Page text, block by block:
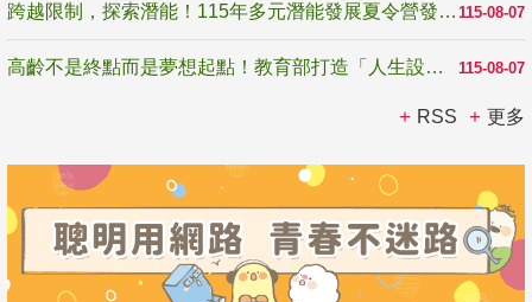
115-08-07
跨越限制，探索潛能！115年多元潛能發展夏令營發掘生命無限可能
115-08-07
高齡不是終點而是夢想起點！教育部打造「人生設計夢工場」 參展第3屆高齡健康產業博覽會
RSS 更多